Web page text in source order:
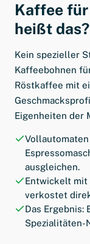
Kaffee
heißt das?
Kein spezieller
Kaffeebohnen
Röstkaffee mit
Eigenheiten der
ausgleichen.
Entwickelt mit
verkostet
Das Ergebnis:
Spezialitäten-